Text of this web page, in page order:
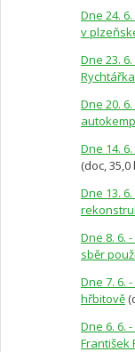
Dne 24.
v
Dne 23.
Rychtářka
Dne 20.
Dne 14.
(doc, 35,0
Dne 13.
Dne 8. 6.
sběr
Dne 7. 6.
hřbitově
Dne 6. 6.
František